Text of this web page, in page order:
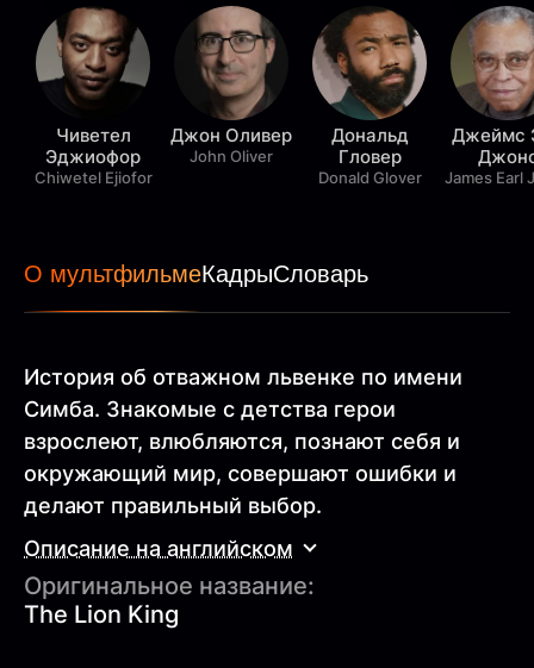
Чиветел
Эджиофор
Chiwetel Ejiofor
Джон Оливер
John Oliver
Дональд
Гловер
Donald Glover
Джеймс
James Earl
О мультфильмеКадрыСловарь
История об отважном львенке по имени
Симба. Знакомые с детства герои
взрослеют, влюбляются, познают себя и
окружающий мир, совершают ошибки и
делают правильный выбор.
Описание на английском
Оригинальное название:
The Lion King